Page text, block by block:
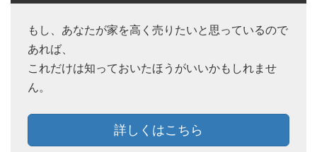
もし、あなたが家を高く売りたいと思っているので
あれば、
これだけは知っておいたほうがいいかもしれませ
ん。
詳しくはこちら